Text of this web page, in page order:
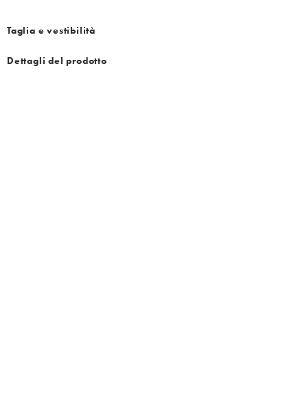
Taglia e vestibilità
Dettagli del prodotto